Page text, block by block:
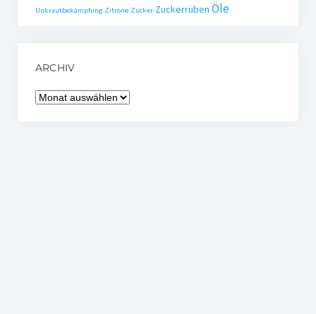
Unkrautbekämpfung Zitrone Zucker Zuckerrüben Öle
ARCHIV
Archiv